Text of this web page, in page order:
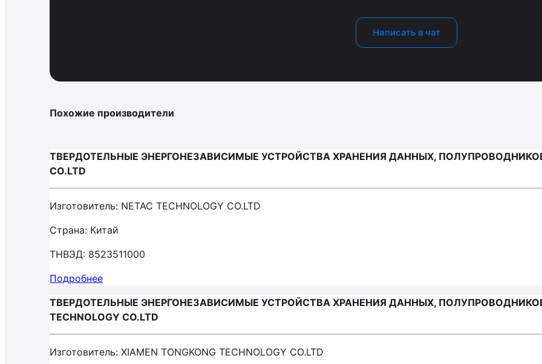
Написать в чат
Похожие производители
ТВЕРДОТЕЛЬНЫЕ ЭНЕРГОНЕЗАВИСИМЫЕ УСТРОЙСТВА ХРАНЕНИЯ ДАННЫХ,
CO.LTD
Изготовитель: NETAC TECHNOLOGY CO.LTD
Страна: Китай
ТНВЭД: 8523511000
Подробнее
ТВЕРДОТЕЛЬНЫЕ ЭНЕРГОНЕЗАВИСИМЫЕ УСТРОЙСТВА ХРАНЕНИЯ ДАННЫХ,
TECHNOLOGY СО.LTD
Изготовитель: XIAMEN TONGKONG TECHNOLOGY СО.LTD